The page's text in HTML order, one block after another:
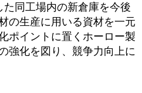
た同工場内の新倉庫を今後
の生産に用いる資材を一元
ポイントに置くホーロー製
強化を図り、競争力向上に